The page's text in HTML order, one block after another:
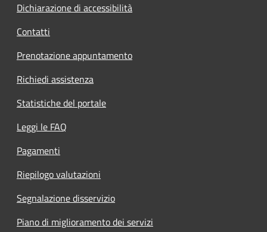
Dichiarazione di accessibilità
Contatti
Prenotazione appuntamento
Richiedi assistenza
Statistiche del portale
Leggi le FAQ
Pagamenti
Riepilogo valutazioni
Segnalazione disservizio
Piano di miglioramento dei servizi